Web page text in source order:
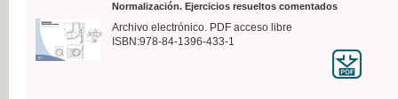
Normalización. Ejercicios resueltos comentados
Archivo electrónico. PDF acceso libre
ISBN:978-84-1396-433-1